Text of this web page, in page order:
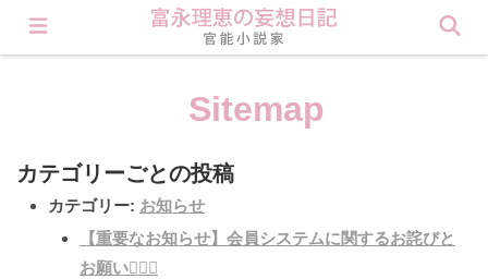
会員登録すると理恵の秘密が見られます❤︎ Click here
Sitemap
カテゴリーごとの投稿
カテゴリー: お知らせ
【重要なお知らせ】会員システムに関するお詫びと
お願い🙇🏻‍♀️